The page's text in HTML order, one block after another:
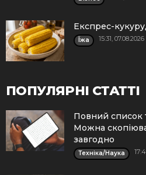
Експрес-
Їжа 15:31, 07.08.2026
ПОПУЛЯРНІ СТАТТІ
Повний список
Можна
завгодно
Техніка/Наука